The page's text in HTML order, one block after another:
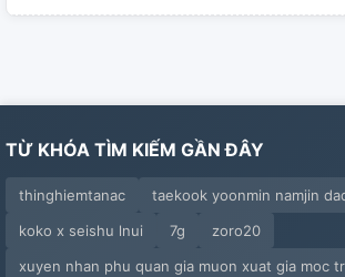
TỪ KHÓA TÌM KIẾM GẦN ĐÂY
thinghiemtanac taekook yoonmin namjin
koko x seishu lnui
7g
zoro20
xuyen nhan phu quan gia muon xuat gia moc